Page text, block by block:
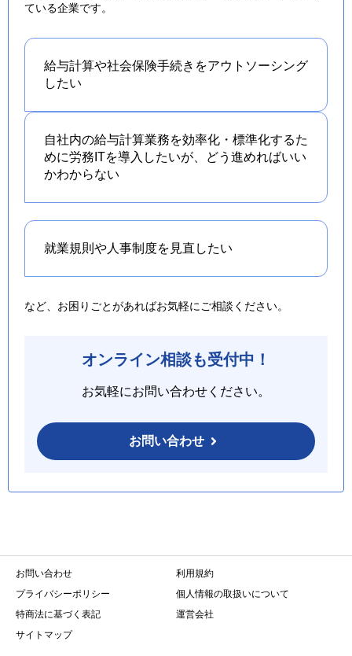
ている企業です。
給与計算や社会保険手続きをアウトソーシング
したい
自社内の給与計算業務を効率化・標準化するた
めに労務ITを導入したいが、どう進めればいい
かわからない
就業規則や人事制度を 見直したい
など、お困りごとがあればお気軽にご相談ください。
オンライン相談も受付中！
お気軽にお問い合わせください。
お問い合わせ
お問い合わせ
利用規約
プライバシーポリシー
個人情報の取扱いについて
特商法に基づく表記
運営会社
サイトマップ